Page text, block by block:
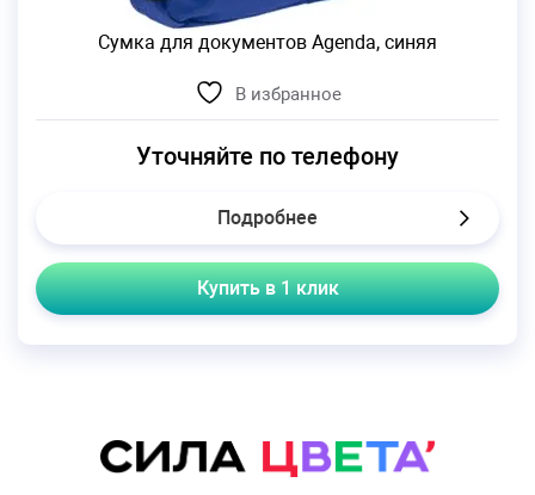
Сумка для документов Agenda, синяя
В избранное
Уточняйте по телефону
Подробнее
Купить в 1 клик